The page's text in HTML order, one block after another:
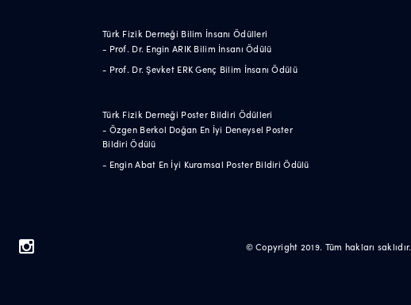
Türk Fizik Derneği Bilim İnsanı Ödülleri
- Prof. Dr. Engin ARIK Bilim İnsanı Ödülü
- Prof. Dr. Şevket ERK Genç Bilim İnsanı Ödülü
Türk Fizik Derneği Poster Bildiri Ödülleri
- Özgen Berkol Doğan En İyi Deneysel Poster
Bildiri Ödülü
- Engin Abat En İyi Kuramsal Poster Bildiri Ödülü
© Copyright 2019. Tüm hakları saklıdır.